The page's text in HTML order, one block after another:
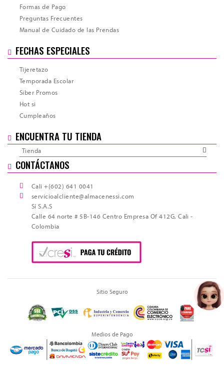
Total
Formas de Pago
Preguntas Frecuentes
Manual de Cuidado de las Prendas
FECHAS ESPECIALES
Tijeretazo
Temporada Escolar
Siber Promos
Hot si
Cumpleaños
ENCUENTRA TU TIENDA
Tienda
CONTÁCTANOS
Cali +(602) 641 0041
servicioalcliente@almacenessi.com
Sí S.A.S
Calle 64 norte # 5B-146 Centro Empresa Of 412G, Cali -
Colombia
Sitio Seguro
Medios de Pago